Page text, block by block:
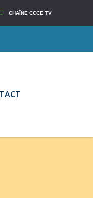
CHAÎNE CCCE TV